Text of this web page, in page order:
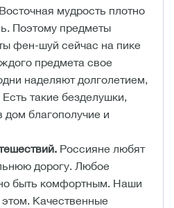
Восточная мудрость плотно
Поэтому предметы
фен-шуй сейчас на пике
предмета свое
наделяют долголетием,
такие безделушки,
дом благополучие и
Россияне любят
дорогу. Любое
быть комфортным. Наши
Качественные